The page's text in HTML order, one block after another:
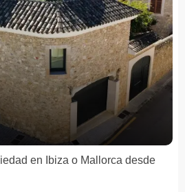
en Ibiza o Mallorca desde